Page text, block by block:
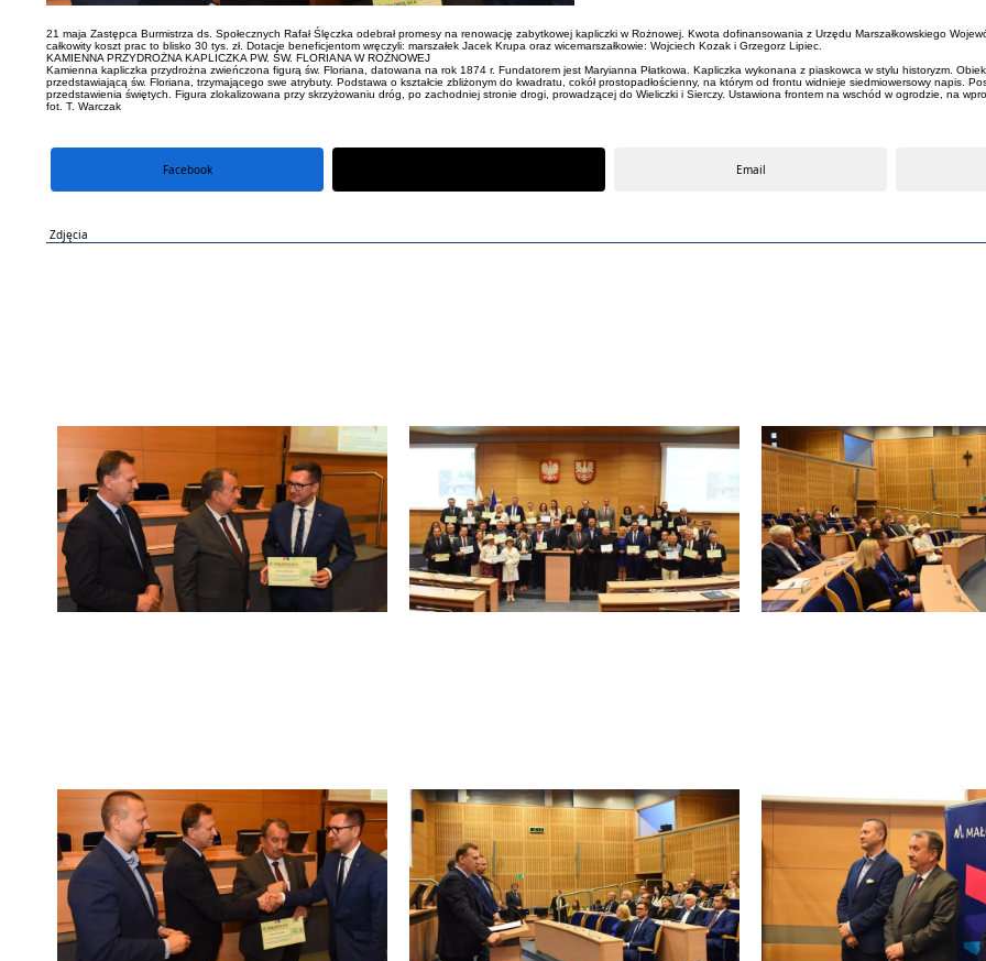
21 maja Zastępca Burmistrza ds. Społecznych Rafał Ślęczka odebrał promesy na renowację zabytkowej kapliczki w Rożnowej. Kwota dofinansowania z Urzędu Marszałkowskiego
całkowity koszt prac to blisko 30 tys. zł. Dotacje beneficjentom wręczyli: marszałek Jacek Krupa oraz wicemarszałkowie: Wojciech Kozak i Grzegorz Lipiec.
KAMIENNA PRZYDROŻNA KAPLICZKA PW. ŚW. FLORIANA W ROŻNOWEJ
Kamienna kapliczka przydrożna zwieńczona figurą św. Floriana, datowana na rok 1874 r. Fundatorem jest Maryianna Płatkowa. Kapliczka wykonana z piaskowca w stylu historyzm.
przedstawiającą św. Floriana, trzymającego swe atrybuty. Podstawa o kształcie zbliżonym do kwadratu, cokół prostopadłościenny, na którym od frontu widnieje siedmiowersowy napis.
przedstawienia świętych. Figura zlokalizowana przy skrzyżowaniu dróg, po zachodniej stronie drogi, prowadzącej do Wieliczki i Sierczy. Ustawiona frontem na wschód w ogrodzie, na
fot. T. Warczak
Facebook Email
Zdjęcia